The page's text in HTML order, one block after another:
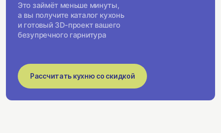
Это займёт меньше минуты,
а вы получите каталог кухонь
и готовый 3D-проект вашего
безупречного гарнитура
Рассчитать кухню со скидкой